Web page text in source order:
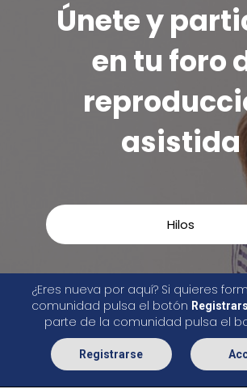
Únete y
en tu foro
asistida
Hilos
¿Eres nueva por aquí? Si quieres
comunidad pulsa el botón
parte de la comunidad pulsa el
Registrarse